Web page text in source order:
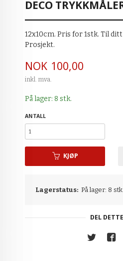
DECO
12x10cm. Pris for 1stk. Til
Prosjekt.
Pris
NOK 100,00
inkl. mva.
På lager: 8 stk.
ANTALL
KJØP
Lagerstatus: På lager: 8 stk.
DEL DETTE